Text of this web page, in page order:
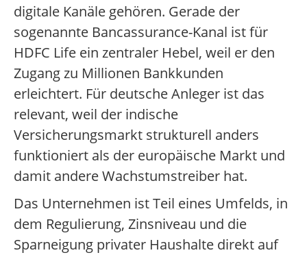
digitale Kanäle gehören. Gerade der
sogenannte Bancassurance-Kanal ist für
HDFC Life ein zentraler Hebel, weil er den
Zugang zu Millionen Bankkunden
erleichtert. Für deutsche Anleger ist das
relevant, weil der indische
Versicherungsmarkt strukturell anders
funktioniert als der europäische Markt und
damit andere Wachstumstreiber hat.
Das Unternehmen ist Teil eines Umfelds, in
dem Regulierung, Zinsniveau und die
Sparneigung privater Haushalte direkt auf